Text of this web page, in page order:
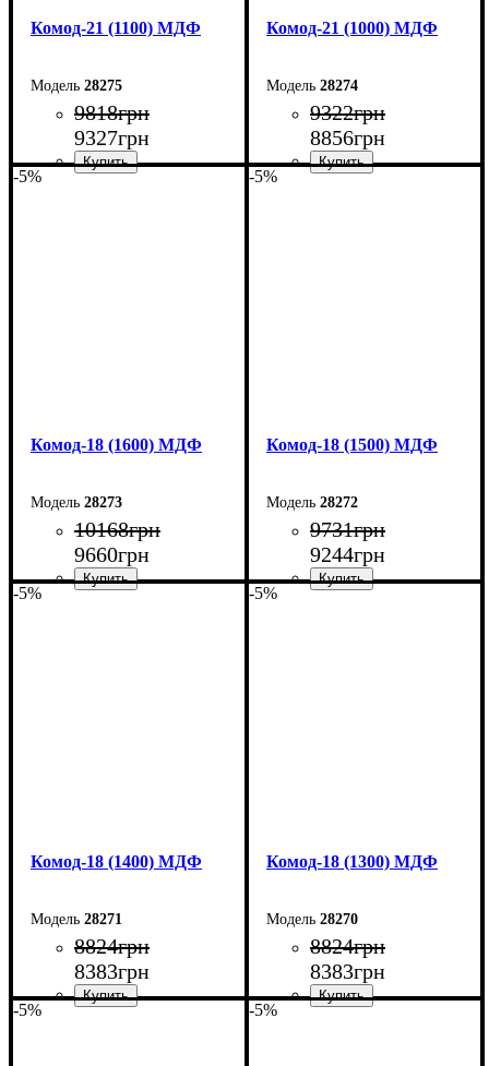
Комод-21 (1100) МДФ
28275
9818грн
9327грн
Комод-21 (1000) МДФ
28274
9322грн
8856грн
-5%
Комод-18 (1600) МДФ
28273
10168грн
9660грн
-5%
Комод-18 (1500) МДФ
28272
9731грн
9244грн
-5%
Комод-18 (1400) МДФ
28271
8824грн
8383грн
-5%
Комод-18 (1300) МДФ
28270
8824грн
8383грн
-5% -5%